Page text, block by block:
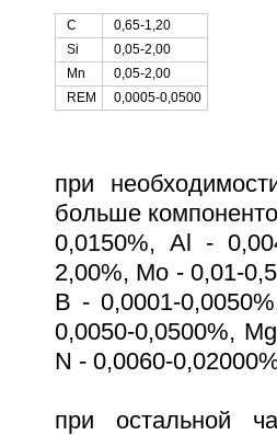
С
0,65-1,20
Si
0,05-2,00
Mn
0,05-2,00
REM
0,0005-0,0500
при
больше
0,0150%, Al -
2,00%, Mo - 0,01-
B - 0,0001-
0,0050-0,0500%,
N - 0,0060-
при остальной